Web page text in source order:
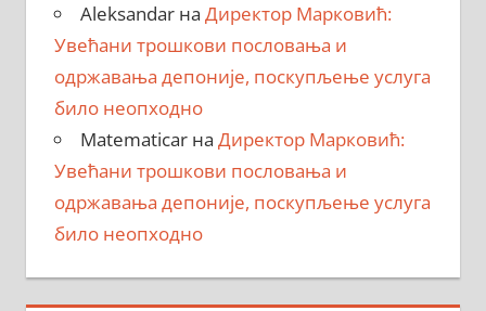
Aleksandarна Директор Марковић:
Увећани трошкови пословања и
одржавања депоније, поскупљење услуга
било неопходно
Matematicarна Директор Марковић:
Увећани трошкови пословања и
одржавања депоније, поскупљење услуга
било неопходно